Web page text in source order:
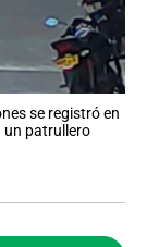
se registró en
un patrullero